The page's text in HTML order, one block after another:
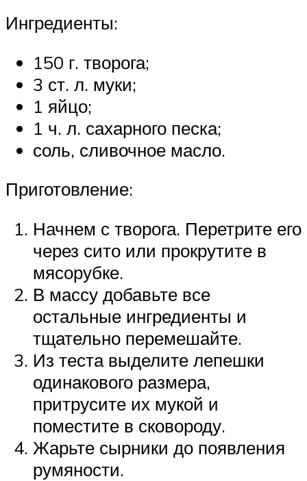
Ингредиенты:
150 г. творога;
3 ст. л. муки;
1 яйцо;
1 ч. л. сахарного песка;
соль, сливочное масло.
Приготовление:
Начнем с творога. Перетрите его
через сито или прокрутите в
мясорубке.
В массу добавьте все
остальные ингредиенты и
тщательно перемешайте.
Из теста выделите лепешки
одинакового размера,
притрусите их мукой и
поместите в сковороду.
Жарьте сырники до появления
румяности.